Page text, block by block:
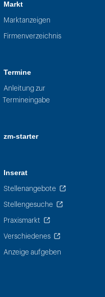
Markt
Marktanzeigen
Firmenverzeichnis
Termine
Anleitung zur
Termineingabe
zm-starter
Inserat
Stellenangebote
Stellengesuche
Praxismarkt
Verschiedenes
Anzeige aufgeben